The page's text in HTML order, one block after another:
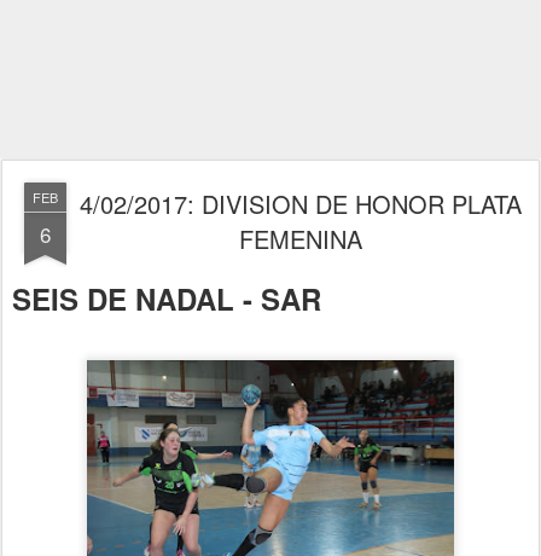
FEB
6
4/02/2017: DIVISION DE HONOR PLATA
FEMENINA
SEIS DE NADAL - SAR